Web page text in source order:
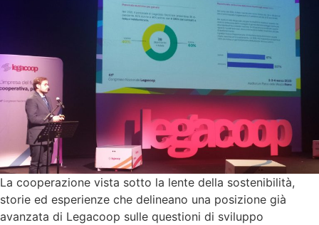
La cooperazione vista sotto la lente della sostenibilità,
storie ed esperienze che delineano una posizione già
avanzata di Legacoop sulle questioni di sviluppo